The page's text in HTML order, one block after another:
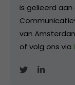
is gelieerd
van
of volg ons via